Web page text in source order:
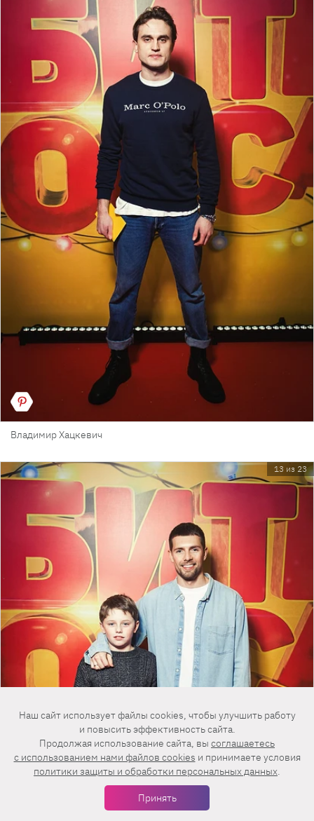
Владимир Хацкевич
13 из 23
Наш сайт использует файлы cookies, чтобы улучшить работу
и повысить эффективность сайта.
Продолжая использование сайта, вы соглашаетесь
c использованием нами файлов cookies и принимаете условия
политики защиты и обработки персональных данных.
Принять